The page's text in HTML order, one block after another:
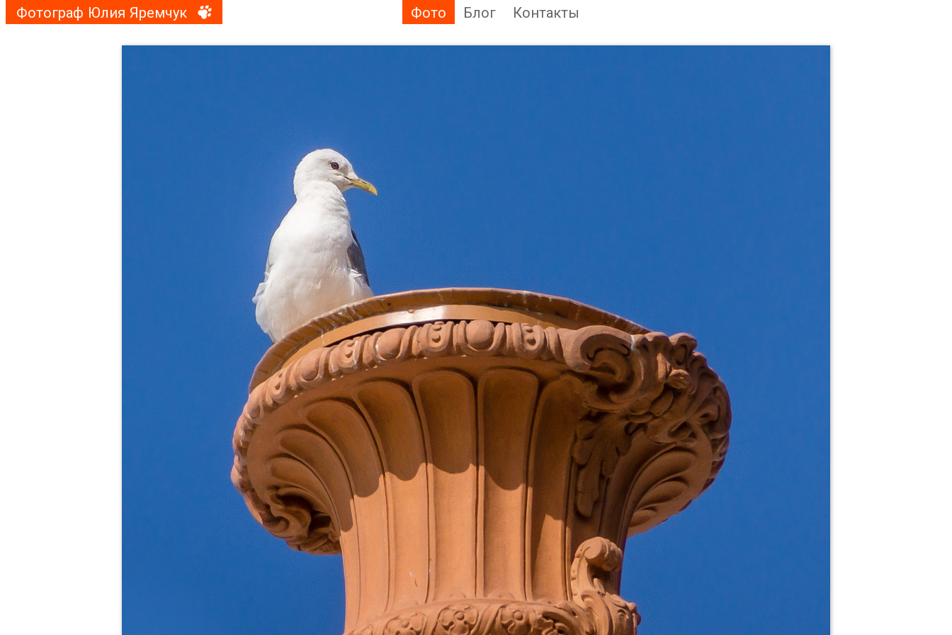
Фотограф Юлия Яремчук Фото Блог Контакты